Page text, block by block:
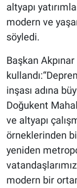
altyapı
modern ve
söyledi.
Başkan
inşası adına
Doğukent
ve altyapı
örneklerinden
yeniden
modern bir